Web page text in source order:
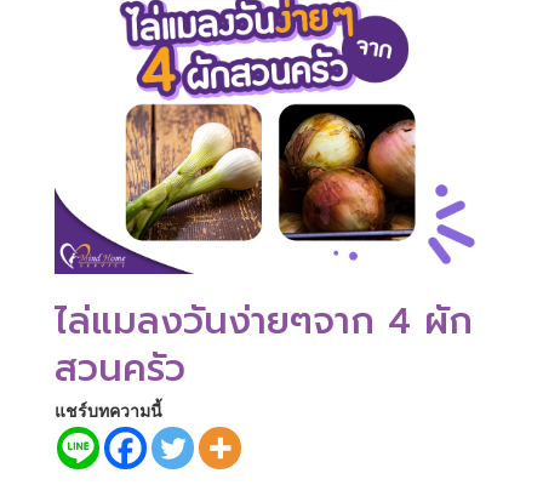
ไล่แมลงวันง่ายๆจาก 4 ผัก
สวนครัว
แชร์บทความนี้